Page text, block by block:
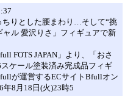
ちりとした腰まわり…そして“挑
ル 愛沢りさ」フィギュアで新
FOTS JAPAN」より、「おさ
ケール塗装済み完成品フィギ
が運営するECサイトBfullオン
年8月18日(火)23時5